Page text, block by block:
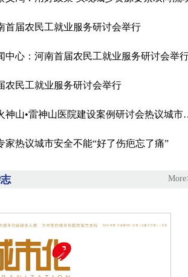
首届农民工就业服务研讨会举行
中心：河南首届农民工就业服务研讨会举
农民工就业服务研讨会举行
搜狐焦点：火神
家热议城市安全不能“好了伤疤忘了痛”